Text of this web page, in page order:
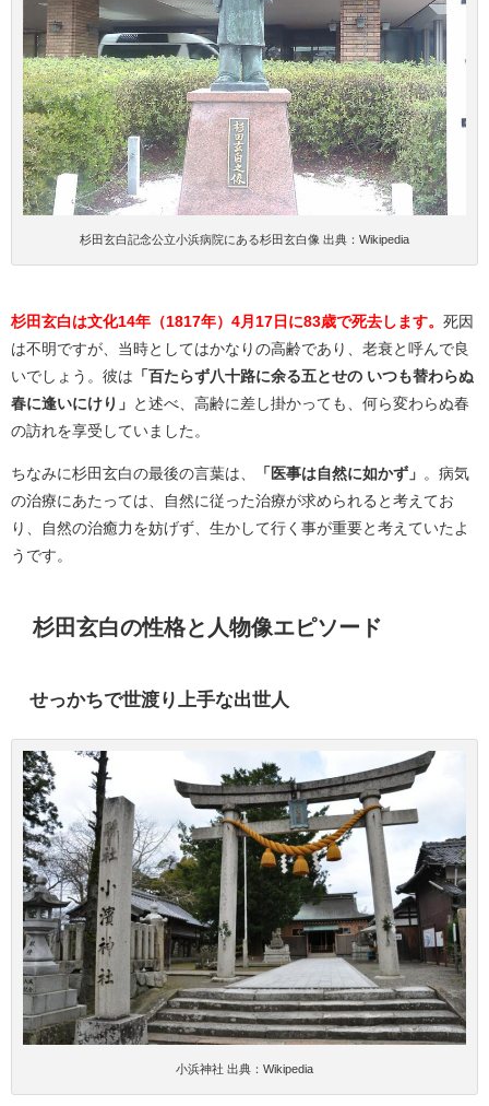
杉田玄白記念公立小浜病院にある杉田玄白像 出典：Wikipedia
杉田玄白は文化14年（1817年）4月17日に83歳で死去します。 死因
は不明ですが、当時としてはかなりの高齢であり、老衰と呼んで良
いでしょう。彼は 「百たらず八十路に余る五とせの いつも替わらぬ
春に逢いにけり」
と述べ、高齢に差し掛かっても、何ら変わらぬ春
の訪れを享受していました。
ちなみに杉田玄白の最後の言葉は、 「医事は自然に如かず」
。病気
の治療にあたっては、自然に従った治療が求められると考えてお
り、自然の治癒力を妨げず、生かして行く事が重要と考えていたよ
うです。
杉田玄白の性格と人物像エピソード
せっかちで世渡り上手な出世人
小浜神社 出典：Wikipedia